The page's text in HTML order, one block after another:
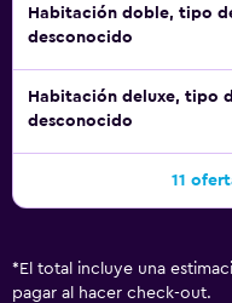
Habitación doble, tipo
desconocido
Habitación deluxe, tipo
desconocido
11
* El total incluye una
pagar al hacer check-out.